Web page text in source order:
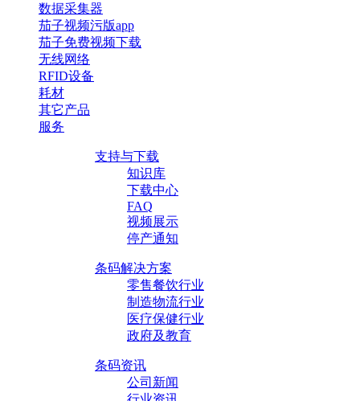
数据采集器
茄子视频污版app
茄子免费视频下载
无线网络
RFID设备
耗材
其它产品
服务
支持与下载
知识库
下载中心
FAQ
视频展示
停产通知
条码解决方案
零售餐饮行业
制造物流行业
医疗保健行业
政府及教育
条码资讯
公司新闻